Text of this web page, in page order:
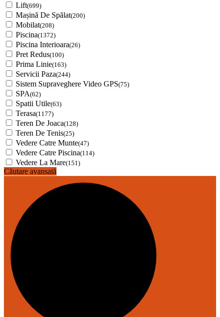
Lift(699)
Mașină De Spălat(200)
Mobilat(208)
Piscina(1372)
Piscina Interioara(26)
Pret Redus(100)
Prima Linie(163)
Servicii Paza(244)
Sistem Supraveghere Video GPS(75)
SPA(62)
Spatii Utile(63)
Terasa(1177)
Teren De Joaca(128)
Teren De Tenis(25)
Vedere Catre Munte(47)
Vedere Catre Piscina(114)
Vedere La Mare(151)
Căutare avansată